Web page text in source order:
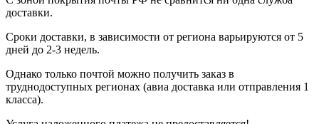
доставки.
Сроки доставки, в зависимости от региона варьируются от 5
дней до 2-3 недель.
Однако только почтой можно получить заказ в
труднодоступных регионах (авиа доставка или отправления 1
класса).